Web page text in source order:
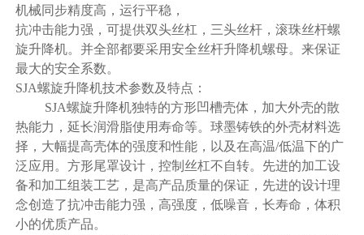
机械同步精度高，运行平稳，
抗冲击能力强，可提供双头丝杠，三头丝杆，滚珠丝杆螺
旋升降机。并全部都要采用安全丝杆升降机螺母。来保证
最大的安全系数。
SJA螺旋升降机技术参数及特点：
SJA螺旋升降机独特的方形凹槽壳体，加大外壳的散
热能力，延长润滑脂使用寿命等。球墨铸铁的外壳材料选
择，大幅提高壳体的强度和性能，以及在高温/低温下的广
泛应用。方形尾罩设计，控制丝杠不自转。先进的加工设
备和加工组装工艺，是高产品质量的保证，先进的设计理
念创造了抗冲击能力强，高强度，低噪音，长寿命，体积
小的优质产品。